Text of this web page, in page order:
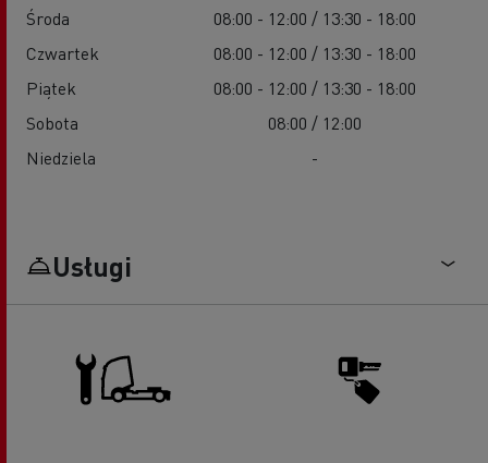
Środa
08:00 - 12:00 / 13:30 - 18:00
Czwartek
08:00 - 12:00 / 13:30 - 18:00
Piątek
08:00 - 12:00 / 13:30 - 18:00
Sobota
08:00 / 12:00
Niedziela
-
Usługi